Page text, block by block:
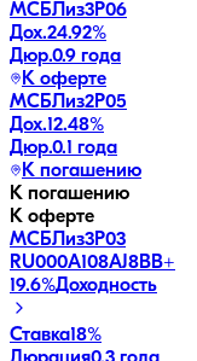
МСБЛиз3P06
Дох.24.92%
Дюр.0.9 года
К оферте
МСБЛиз2P05
Дох.12.48%
Дюр.0.1 года
К погашению
К погашению
К оферте
МСБЛиз3P03
RU000A108AJ8BB+
19.6%Доходность
Ставка18%